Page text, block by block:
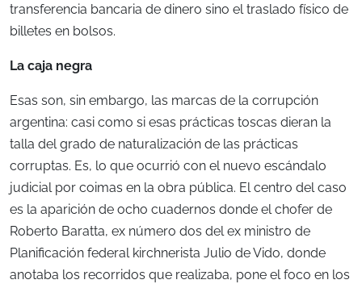
transferencia bancaria de dinero sino el traslado físico de
billetes en bolsos.
La caja negra
Esas son, sin embargo, las marcas de la corrupción
argentina: casi como si esas prácticas toscas dieran la
talla del grado de naturalización de las prácticas
corruptas. Es, lo que ocurrió con el nuevo escándalo
judicial por coimas en la obra pública. El centro del caso
es la aparición de ocho cuadernos donde el chofer de
Roberto Baratta, ex número dos del ex ministro de
Planificación federal kirchnerista Julio de Vido, donde
anotaba los recorridos que realizaba, pone el foco en los